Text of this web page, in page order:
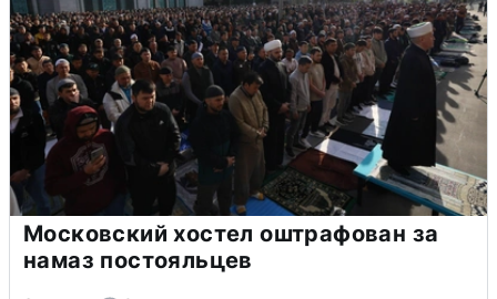
Московский хостел оштрафован за
намаз постояльцев